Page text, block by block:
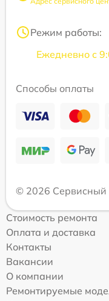
Режим работы:
Ежедневно с
Способы оплаты
© 2026 Сервисный
Стоимость ремонта
Оплата и доставка
Контакты
Вакансии
О компании
Ремонтируемые